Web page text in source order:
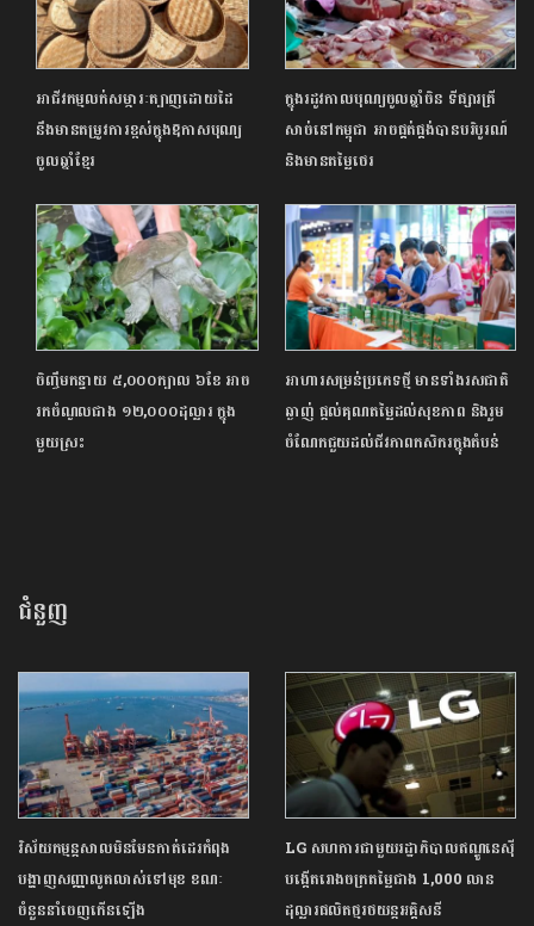
អាជីវកម្មលក់សម្ភារៈត្បាញដោយដៃ
នឹងមានតម្រូវការខ្ពស់ក្នុងឱកាសបុណ្យ
ចូលឆ្នាំខ្មែរ
ក្នុងរដូវកាលបុណ្យចូលឆ្នាំចិន ទីផ្សារត្រី
សាច់នៅកម្ពុជា អាចផ្គត់ផ្គង់បានបរិបូរណ៍
និងមានតម្លៃថេរ
ចិញ្ចឹម​កន្ធាយ ​៥,០០០​ក្បាល​ ​៦​ខែ ​អាច​
រក​ចំណូល​ជាង​ ​១២,០០០​ដុល្លារ​ ក្នុង​
មួយ​ស្រះ​
អាហារសម្រន់ប្រភេទថ្មី មានទាំងរសជាតិ
ឆ្ងាញ់ ផ្តល់គុណតម្លៃដល់សុខភាព និងរួម
ចំណែកជួយដល់ជីវភាពកសិករក្នុងតំបន់
ជំនួញ
វិស័យកម្មន្តសាលមិនមែនកាត់ដេរកំពុង
បង្ហាញសញ្ញាលូតលាស់ទៅមុខ ខណៈ
ចំនួននាំចេញកើនឡើង
LG សហការជាមួយរដ្ឋាភិបាលឥណ្ឌូនេស៊ី
បង្កើតរោងចក្រតម្លៃជាង 1,000 លាន
ដុល្លារផលិតថ្មរថយន្តអគ្គិសនី